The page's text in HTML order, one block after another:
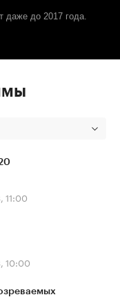
даже до 2017 года.
11:00
10:00